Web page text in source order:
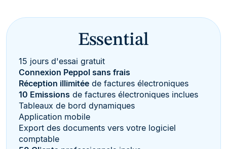
Essential
15 jours d'essai gratuit
Connexion Peppol sans frais
Réception illimitée de factures électroniques
10 Emissions de factures électroniques inclues
Tableaux de bord dynamiques
Application mobile
Export des documents vers votre logiciel
comptable